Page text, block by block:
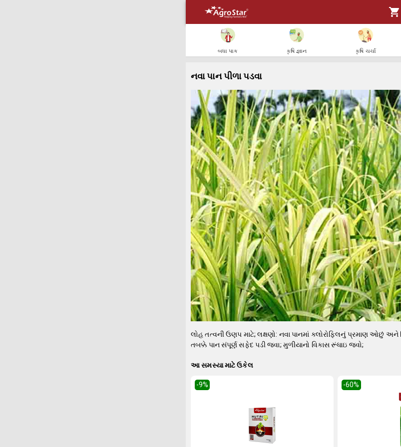
બધા પાક કૃષિ જ્ઞાન કૃષિ ચર્ચા
નવા પાન પીળા પડવા
લોહ તત્વની ઉણપ માટે; લક્ષણો: નવા પાનમાં ક્લોરોફિલનું પ્રમાણ ઓછું અને
તબક્કે પાન સંપૂર્ણ સફેદ પડી જવા; મુળીયાનો વિકાસ રૂંધાઇ જવો;
આ સમસ્યા માટે ઉકેલ
-9% -60%